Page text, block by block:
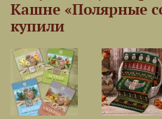
Кашне «Полярные
купили